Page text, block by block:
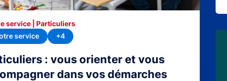
: vous orienter et vous
dans vos démarches
service | Particuliers
service
+4